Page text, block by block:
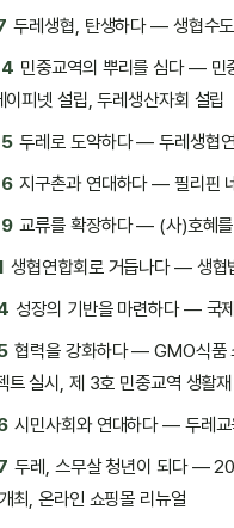
두레생협, 탄생하다 — 생협수
민중교역의 뿌리를 심다 — 민
이피넷 설립, 두레생산자회 설립
두레로 도약하다 — 두레생협
지구촌과 연대하다 — 필리핀
교류를 확장하다 — (사)호혜를
생협연합회로 거듭나다 — 생협
성장의 기반을 마련하다 — 국
협력을 강화하다 — GMO식품
트 실시, 제 3호 민중교역 생활
시민사회와 연대하다 — 두레교
두레, 스무살 청년이 되다 —
최, 온라인 쇼핑몰 리뉴얼